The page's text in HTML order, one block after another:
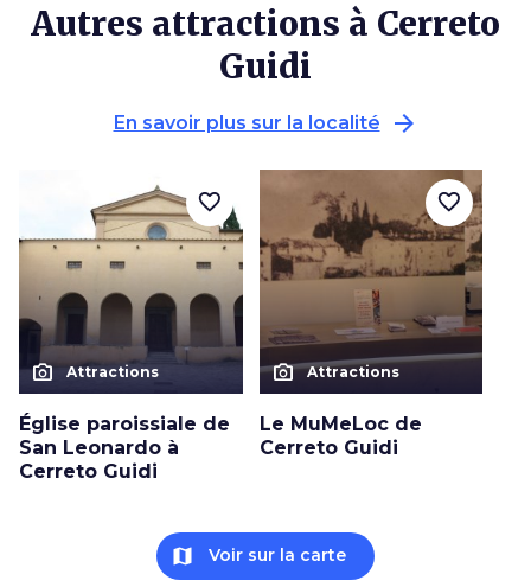
Autres attractions à Cerreto
Guidi
En savoir plus sur la localité arrow_forward
photo_camera Attractions
Église paroissiale de
San Leonardo à
Cerreto Guidi
favorite_border
photo_camera Attractions
Le MuMeLoc de
Cerreto Guidi
favorite_border
map Voir sur la carte